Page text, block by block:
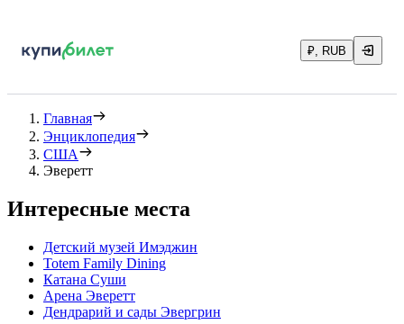
₽, RUB
Главная
Энциклопедия
США
Эверетт
Интересные места
Детский музей Имэджин
Totem Family Dining
Катана Суши
Арена Эверетт
Дендрарий и сады Эвергрин